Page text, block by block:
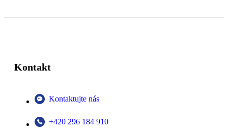
Kontakt
Kontaktujte nás
+420 296 184 910